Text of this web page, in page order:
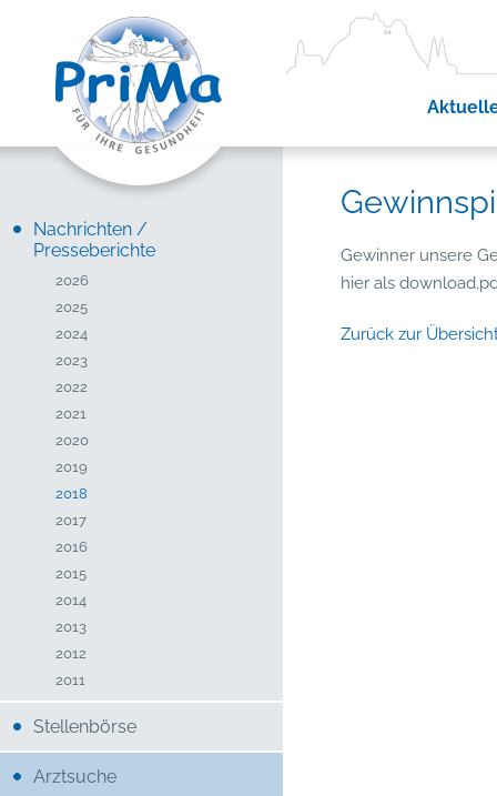
Nachrichten /
Presseberichte
2026
2025
2024
2023
2022
2021
2020
2019
2018
2017
2016
2015
2014
2013
2012
2011
Stellenbörse
Arztsuche
Gewinner unsere
hier als
Zurück zur